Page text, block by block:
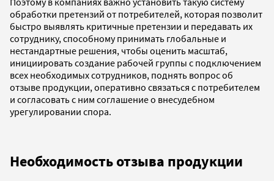
обработки претензий от потребителей, которая позволит
быстро выявлять критичные претензии и передавать их
сотруднику, способному принимать глобальные и
нестандартные решения, чтобы оценить масштаб,
инициировать создание рабочей группы с подключением
всех необходимых сотрудников, поднять вопрос об
отзыве продукции, оперативно связаться с потребителем
и согласовать с ним соглашение о внесудебном
урегулировании спора.
Необходимость отзыва продукции